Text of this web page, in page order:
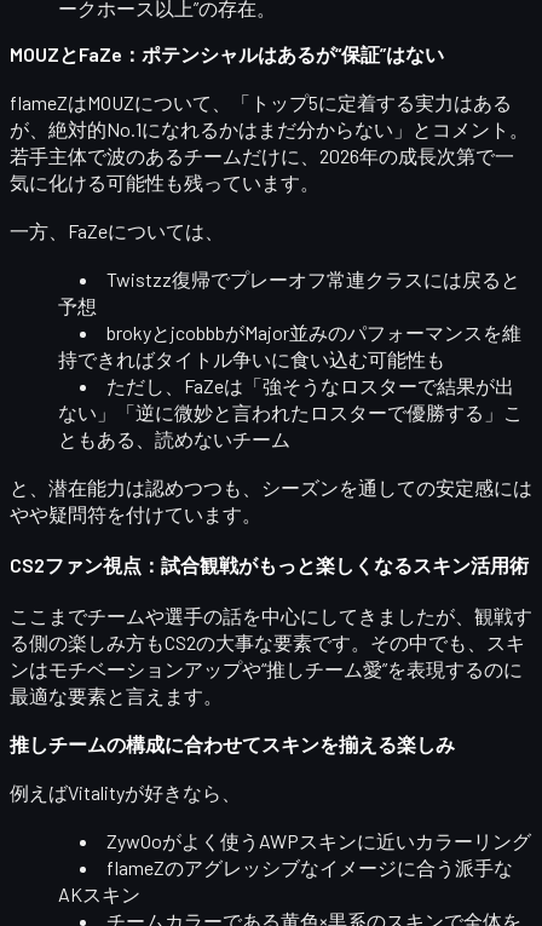
ークホース以上”の存在。
MOUZとFaZe：ポテンシャルはあるが“保証”はない
flameZはMOUZについて、「トップ5に定着する実力はある
が、絶対的No.1になれるかはまだ分からない」とコメント。
若手主体で波のあるチームだけに、2026年の成長次第で一
気に化ける可能性も残っています。
一方、 FaZeについては、
Twistzz復帰でプレーオフ常連クラスには戻ると
予想
brokyとjcobbbがMajor並みのパフォーマンスを維
持できればタイトル争いに食い込む可能性も
ただし、FaZeは「強そうなロスターで結果が出
ない」「逆に微妙と言われたロスターで優勝する」こ
ともある、読めないチーム
と、潜在能力は認めつつも、シーズンを通しての安定感には
やや疑問符を付けています。
CS2ファン視点：試合観戦がもっと楽しくなるスキン活用術
ここまでチームや選手の話を中心にしてきましたが、観戦す
る側の楽しみ方もCS2の大事な要素です。その中でも、
スキ
ンはモチベーションアップや“推しチーム愛”を表現するのに
最適な要素と言えます。
推しチームの構成に合わせてスキンを揃える楽しみ
例えばVitalityが好きなら、
ZywOoがよく使うAWPスキンに近いカラーリング
flameZのアグレッシブなイメージに合う派手な
AKスキン
チームカラーである黄色×黒系のスキンで全体を